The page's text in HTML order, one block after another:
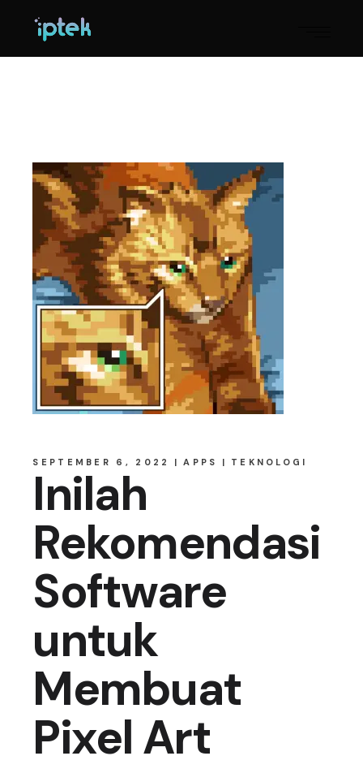
SEPTEMBER 6, 2022 APPS TEKNOLOGI
Inilah
Rekomendasi
Software
untuk
Membuat
Pixel Art